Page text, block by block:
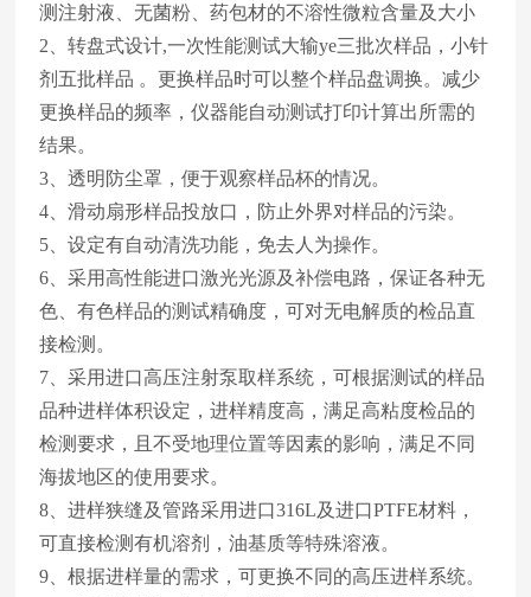
测注射液、无菌粉、药包材的不溶性微粒含量及大小
2、转盘式设计,一次性能测试大输ye三批次样品，小针
剂五批样品 。更换样品时可以整个样品盘调换。减少
更换样品的频率，仪器能自动测试打印计算出所需的
结果。
3、透明防尘罩，便于观察样品杯的情况。
4、滑动扇形样品投放口，防止外界对样品的污染。
5、设定有自动清洗功能，免去人为操作。
6、采用高性能进口激光光源及补偿电路，保证各种无
色、有色样品的测试精确度，可对无电解质的检品直
接检测。
7、采用进口高压注射泵取样系统，可根据测试的样品
品种进样体积设定，进样精度高，满足高粘度检品的
检测要求，且不受地理位置等因素的影响，满足不同
海拔地区的使用要求。
8、进样狭缝及管路采用进口316L及进口PTFE材料，
可直接检测有机溶剂，油基质等特殊溶液。
9、根据进样量的需求，可更换不同的高压进样系统。